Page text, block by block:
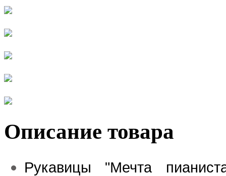
Описание товара
Рукавицы "Мечта